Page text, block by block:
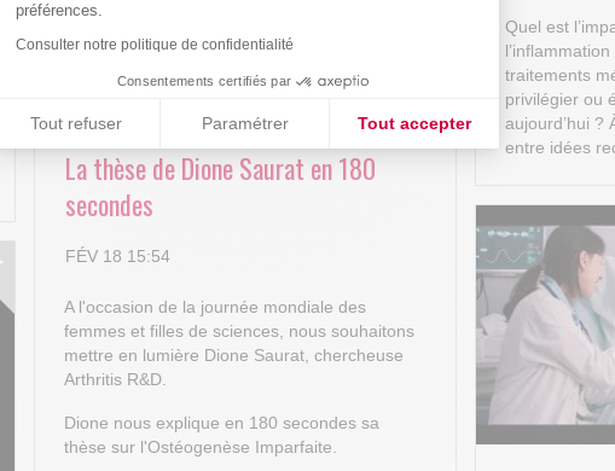
préférences.
Consulter notre politique de confidentialité
Consentements certifiés par
Tout refuser Paramétrer Tout accepter
Axeptio consent
Plateforme de Gestion du Consentement : Personnalisez vos Options
Notre plateforme vous permet d'adapter et de gérer vos paramètres
Quel est
traitements
privilégier ou
aujourd’hui ?
entre idées
La thèse de Dione Saurat en 180
secondes
FÉV 18 15:54
A l'occasion de la journée mondiale des
femmes et filles de sciences, nous souhaitons
mettre en lumière Dione Saurat, chercheuse
Arthritis R&D.
Dione nous explique en 180 secondes sa
thèse sur l'Ostéogenèse Imparfaite.